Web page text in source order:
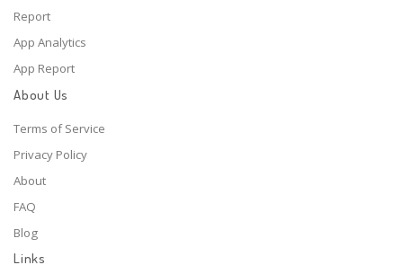
Report
App Analytics
App Report
About Us
Terms of Service
Privacy Policy
About
FAQ
Blog
Links